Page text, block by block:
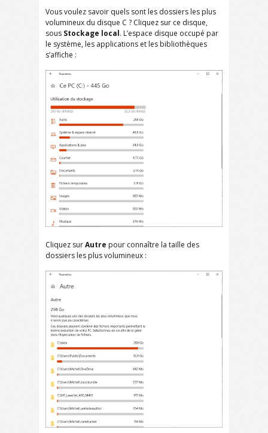
Vous voulez savoir quels sont les dossiers les plus
volumineux du disque C ? Cliquez sur ce disque,
sous Stockage local. L’espace disque occupé par
le système, les applications et les bibliothèques
s’affiche :
Cliquez surAutre pour connaître la taille des
dossiers les plus volumineux :